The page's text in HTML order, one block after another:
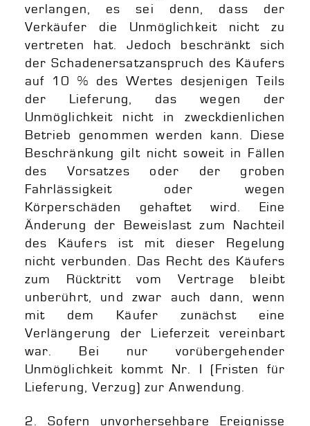
verlangen, es sei denn, dass der
Verkäufer die Unmöglichkeit nicht zu
vertreten hat. Jedoch beschränkt sich
der Schadenersatzanspruch des Käufers
auf 10 % des Wertes desjenigen Teils
der Lieferung, das wegen der
Unmöglichkeit nicht in zweckdienlichen
Betrieb genommen werden kann. Diese
Beschränkung gilt nicht soweit in Fällen
des Vorsatzes oder der groben
Fahrlässigkeit oder wegen
Körperschäden gehaftet wird. Eine
Änderung der Beweislast zum Nachteil
des Käufers ist mit dieser Regelung
nicht verbunden. Das Recht des Käufers
zum Rücktritt vom Vertrage bleibt
unberührt, und zwar auch dann, wenn
mit dem Käufer zunächst eine
Verlängerung der Lieferzeit vereinbart
war. Bei nur vorübergehender
Unmöglichkeit kommt Nr. I (Fristen für
Lieferung, Verzug) zur Anwendung.
2. Sofern unvorhersehbare Ereignisse